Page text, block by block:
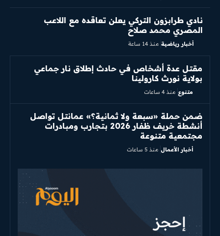
نادي طرابزون التركي يعلن تعاقده مع اللاعب
المصري محمد صلاح
أخبار رياضية منذ 14 ساعة
مقتل عدة أشخاص في حادث إطلاق نار جماعي
بولاية نورث كارولينا
متنوع منذ 4 ساعات
ضمن حملة «سبعة ولا ثمانية؟» عمانتل تواصل
أنشطة خريف ظفار 2026 بتجارب ومبادرات
مجتمعية متنوعة
أخبار الأعمال منذ 5 ساعات